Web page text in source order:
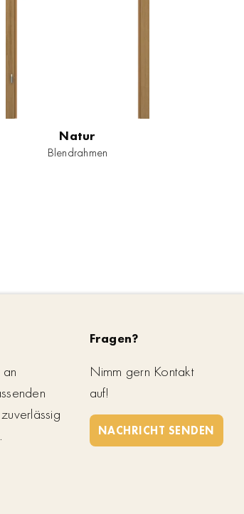
Natur
Blendrahmen
Fragen?
Nimm gern Kontakt
auf!
NACHRICHT SENDEN